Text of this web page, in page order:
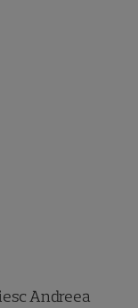
Andreea